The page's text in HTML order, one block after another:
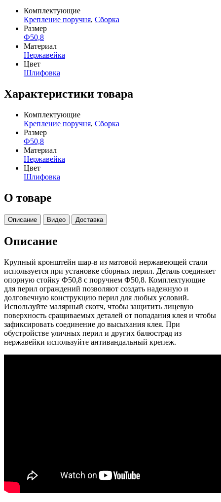
Комплектующие
Крепление поручня, Сборка
Размер
Ф50,8
Материал
Нержавейка
Цвет
Шлифовка
Характеристики товара
Комплектующие
Крепление поручня, Сборка
Размер
Ф50,8
Материал
Нержавейка
Цвет
Шлифовка
О товаре
Описание Видео Доставка
Описание
Крупный кронштейн шар-в из матовой нержавеющей стали
используется при установке сборных перил. Деталь соединяет
опорную стойку Ф50,8 с поручнем Ф50,8. Комплектующие
для перил ограждений позволяют создать надежную и
долговечную конструкцию перил для любых условий.
Используйте малярный скотч, чтобы защитить лицевую
поверхность сращиваемых деталей от попадания клея и чтобы
зафиксировать соединение до высыхания клея. При
обустройстве уличных перил и других балюстрад из
нержавейки используйте антивандальный крепеж.